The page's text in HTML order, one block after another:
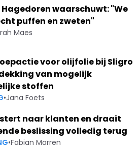
Hagedoren waarschuwt: "We
puffen en zweten"
Maes
voor olijfolie bij Sligro
van mogelijk
stoffen
•Jana Foets
naar klanten en draait
beslissing volledig terug
•Fabian Morren